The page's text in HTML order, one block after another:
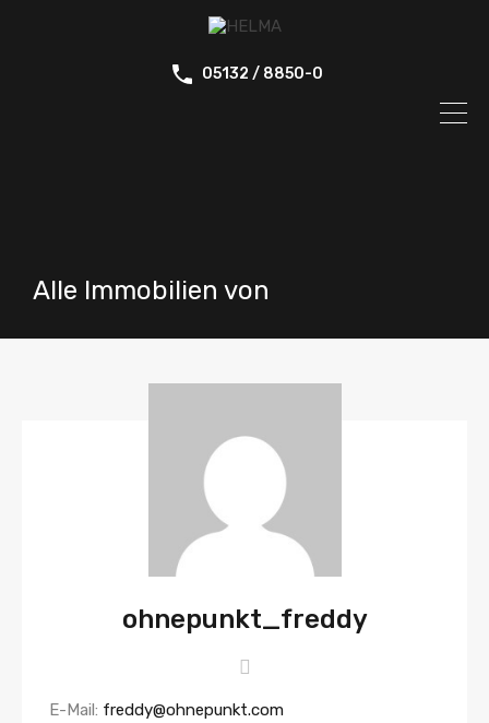
05132 / 8850-0
Alle Immobilien von
ohnepunkt_freddy
E-Mail: freddy@ohnepunkt.com